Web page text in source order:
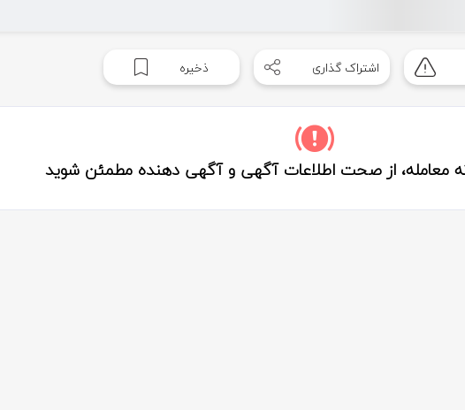
اشتراک گذاری ذخیره
معامله، از صحت اطلاعات آگهی و آگهی دهنده مطمئن شوید